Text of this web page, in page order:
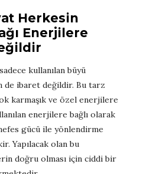
Herkesin
Enerjilere
sadece kullanılan büyü
de ibaret değildir. Bu tarz
karmaşık ve özel enerjilere
enerjilere bağlı olarak
gücü ile yönlendirme
Yapılacak olan bu
doğru olması için ciddi bir